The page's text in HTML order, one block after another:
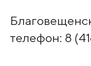
телефон: 8